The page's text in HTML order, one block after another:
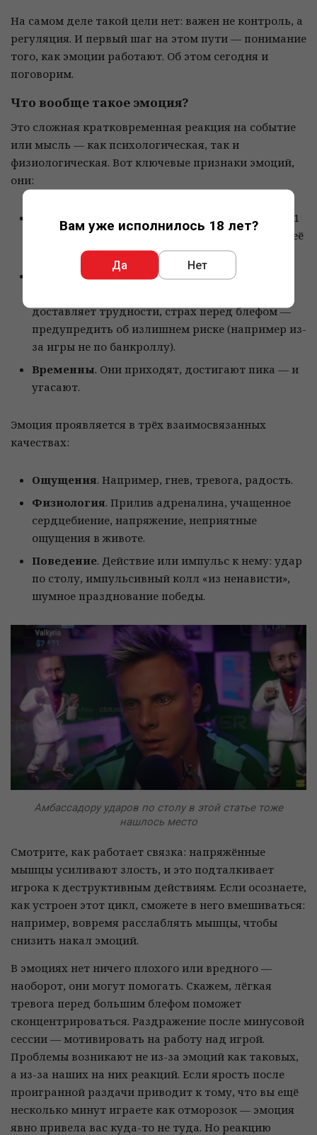
Вам уже исполнилось 18 лет?
Да Нет
На самом деле такой цели нет: важен не контроль, а
регуляция. И первый шаг на этом пути — понимание
того, как эмоции работают. Об этом сегодня и
поговорим.
Что вообще такое эмоция?
Это сложная кратковременная реакция на событие
или мысль — как психологическая, так и
физиологическая. Вот ключевые признаки эмоций,
они:
Возникают автоматически
. Оппонент купил 1
аут — вы злитесь. Реакция возникает сама, вы её
не выбирали.
Несут информацию. Раздражение может
доставляет трудности, страх перед блефом —
предупредить об излишнем риске (например из-
за игры не по банкроллу).
Временны. Они приходят, достигают пика — и
угасают.
Эмоция проявляется в трёх взаимосвязанных
качествах:
Ощущения. Например, гнев, тревога, радость.
Физиология. Прилив адреналина, учащенное
сердцебиение, напряжение, неприятные
ощущения в животе.
Поведение. Действие или импульс к нему: удар
по столу, импульсивный колл «из ненависти»,
шумное празднование победы.
Амбассадору ударов по столу в этой статье тоже
нашлось место
Смотрите, как работает связка: напряжённые
мышцы усиливают злость, и это подталкивает
игрока к деструктивным действиям. Если осознаете,
как устроен этот цикл, сможете в него вмешиваться:
например, вовремя расслаблять мышцы, чтобы
снизить накал эмоций.
В эмоциях нет ничего плохого или вредного —
наоборот, они могут помогать. Скажем, лёгкая
тревога перед большим блефом поможет
сконцентрироваться. Раздражение после минусовой
сессии — мотивировать на работу над игрой.
Проблемы возникают не из-за эмоций как таковых,
а из-за наших на них реакций. Если ярость после
проигранной раздачи приводит к тому, что вы ещё
несколько минут играете как отморозок — эмоция
явно привела вас куда-то не туда. Но реакцию